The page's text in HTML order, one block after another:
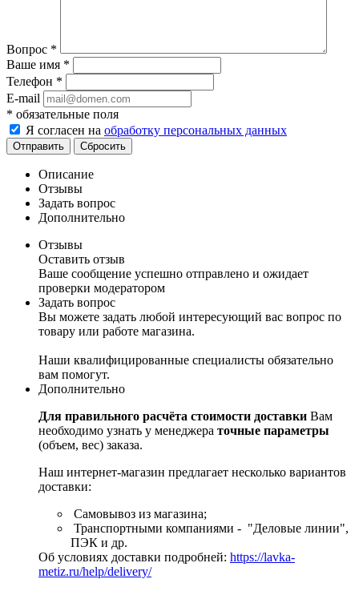
Вопрос *
Ваше имя *
Телефон *
E-mail
* обязательные поля
Я согласен на обработку персональных данных
Сбросить
Описание
Отзывы
Задать вопрос
Дополнительно
Отзывы
Оставить отзыв
Ваше сообщение успешно отправлено и ожидает
проверки модератором
Задать вопрос
Вы можете задать любой интересующий вас вопрос по
товару или работе магазина.
Наши квалифицированные специалисты обязательно
вам помогут.
Дополнительно
Для правильного расчёта стоимости доставки Вам
необходимо узнать у менеджера точные параметры
(объем, вес) заказа.
Наш интернет-магазин предлагает несколько вариантов
доставки:
Самовывоз из магазина;
Транспортными компаниями - "Деловые линии",
ПЭК и др.
Об условиях доставки подробней: https://lavka-
metiz.ru/help/delivery/